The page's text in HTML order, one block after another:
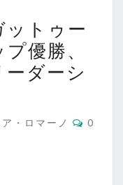
ットゥー
優勝、
ダーシ
・ロマーノ
0